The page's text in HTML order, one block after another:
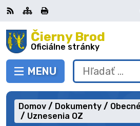
Preskočiť
na
obsah Čierny Brod
Oficiálne stránky
PREPNÚŤ
MENU
RSS MapaTlačiť
Hľadať:
Domov Dokumenty
Uznesenia OZ